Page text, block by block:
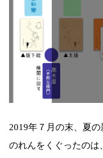
2019年７月の末、夏
のれんをくぐったのは